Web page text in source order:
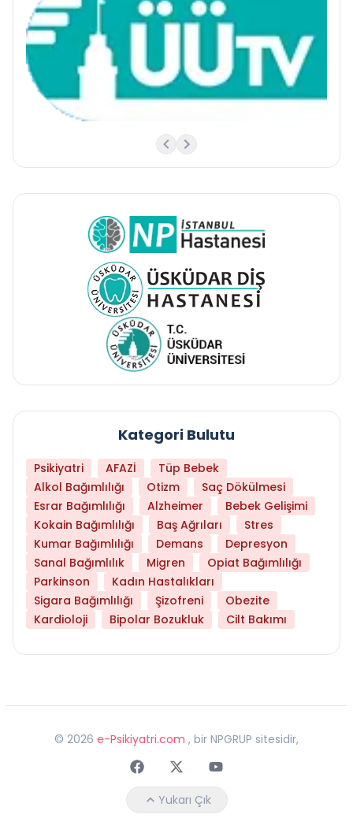
Kategori Bulutu
Psikiyatri AFAZİ
Tüp Bebek
Alkol Bağımlılığı
Otizm
Saç Dökülmesi
Esrar Bağımlılığı
Alzheimer
Bebek Gelişimi
Kokain Bağımlılığı
Baş Ağrıları
Stres
Kumar Bağımlılığı
Demans
Depresyon
Sanal Bağımlılık
Migren
Opiat Bağımlılığı
Parkinson
Kadın Hastalıkları
Sigara Bağımlılığı
Şizofreni
Obezite
Kardioloji
Bipolar Bozukluk Cilt Bakımı
© 2026 e-Psikiyatri.com , bir NPGRUP sitesidir,
FaceebokTwitterYoutube
Yukarı Çık